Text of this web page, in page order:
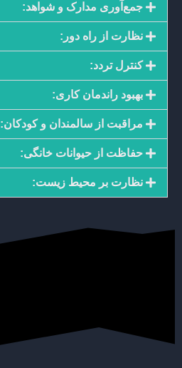
جمع‌آوری مدارک و شواهد:
نظارت از راه دور:
کنترل تردد:
بهبود راندمان کاری:
مراقبت از سالمندان و کودکان:
حفاظت از حیوانات خانگی:
نظارت بر محیط زیست: